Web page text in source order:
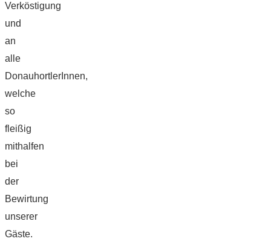
Verköstigung
und
an
alle
DonauhortlerInnen,
welche
so
fleißig
mithalfen
bei
der
Bewirtung
unserer
Gäste.